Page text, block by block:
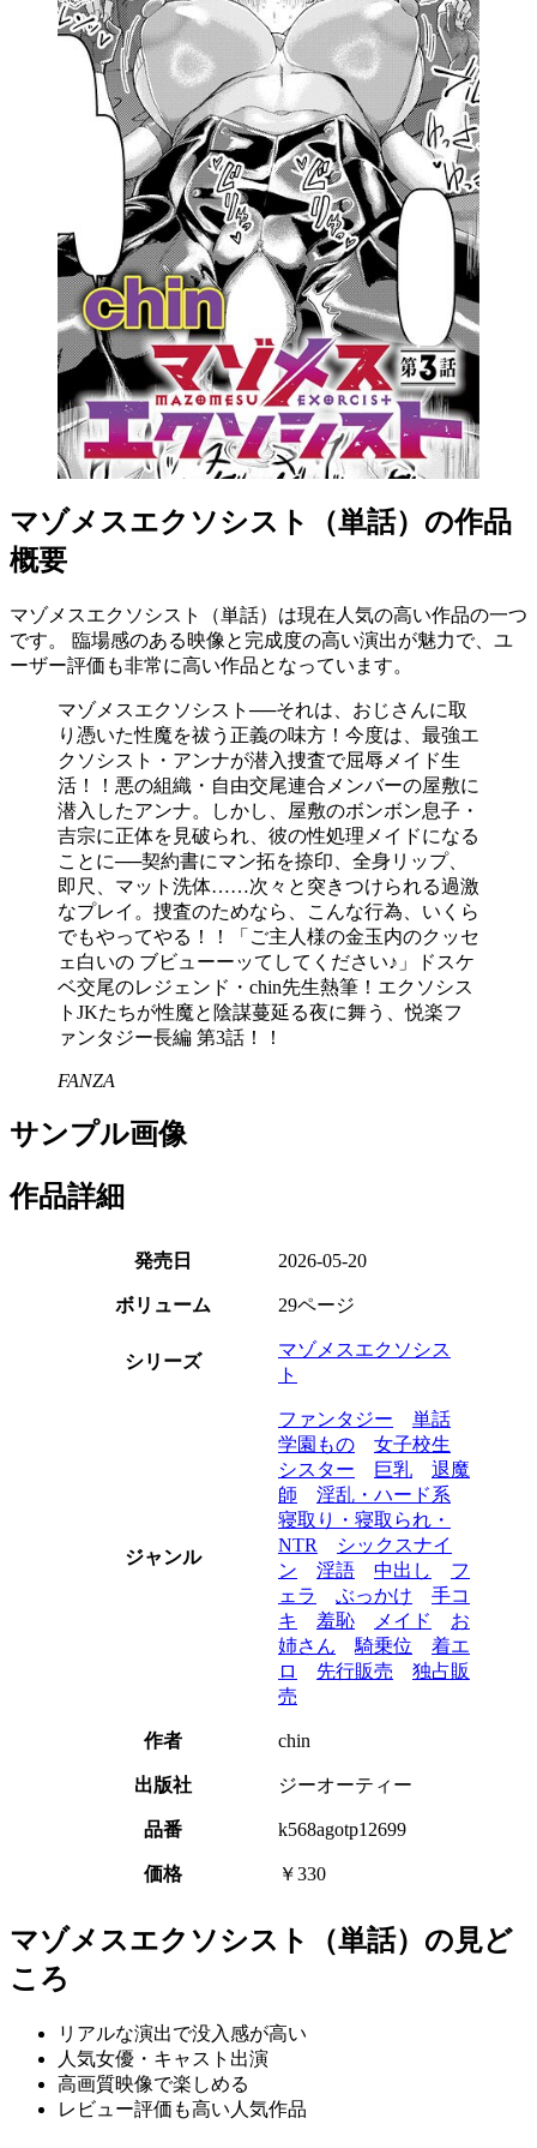
マゾメスエクソシスト（単話）の作品
概要
マゾメスエクソシスト（単話）は現在人気の高い作品の一つ
です。 臨場感のある映像と完成度の高い演出が魅力で、ユ
ーザー評価も非常に高い作品となっています。
マゾメスエクソシスト──それは、おじさんに取
り憑いた性魔を祓う正義の味方！今度は、最強エ
クソシスト・アンナが潜入捜査で屈辱メイド生
活！！悪の組織・自由交尾連合メンバーの屋敷に
潜入したアンナ。しかし、屋敷のボンボン息子・
吉宗に正体を見破られ、彼の性処理メイドになる
ことに──契約書にマン拓を捺印、全身リップ、
即尺、マット洗体……次々と突きつけられる過激
なプレイ。捜査のためなら、こんな行為、いくら
でもやってやる！！「ご主人様の金玉内のクッセ
ェ白いの ブビューーッてしてください♪」ドスケ
ベ交尾のレジェンド・chin先生熱筆！エクソシス
トJKたちが性魔と陰謀蔓延る夜に舞う、悦楽フ
ァンタジー長編 第3話！！
FANZA
サンプル画像
作品詳細
発売日 2026-05-20
ボリューム 29ページ
シリーズ
マゾメスエクソシス
ト
ジャンル
ファンタジー
単話
学園もの
女子校生
シスター
巨乳
退魔
師
淫乱・ハード系
寝取り・寝取られ・
NTR
シックスナイ
ン
淫語 中出し
フ
ェラ
ぶっかけ
手コ
キ
羞恥 メイド
お
姉さん
騎乗位
着エ
ロ
先行販売
独占販
売
作者 chin
出版社 ジーオーティー
品番 k568agotp12699
価格 ￥330
マゾメスエクソシスト（単話）の見ど
ころ
リアルな演出で没入感が高い
人気女優・キャスト出演
高画質映像で楽しめる
レビュー評価も高い人気作品